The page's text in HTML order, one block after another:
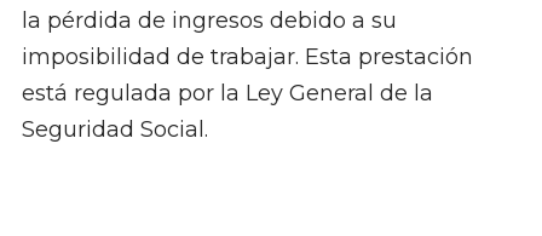
la pérdida de ingresos debido a su
imposibilidad de trabajar. Esta prestación
está regulada por la Ley General de la
Seguridad Social.